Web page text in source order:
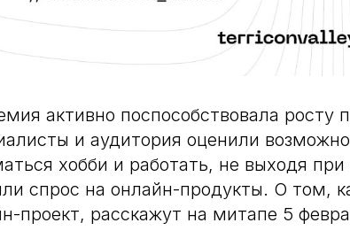
активно поспособствовала росту
и аудитория оценили
хобби и работать, не выходя
спрос на онлайн-продукты. О том,
проект, расскажут на митапе 5